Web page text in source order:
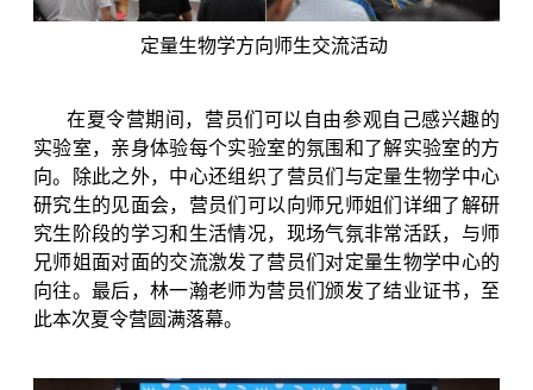
定量生物学方向师生交流活动
在夏令营期间，营员们可以自由参观自己感兴趣的
实验室，亲身体验每个实验室的氛围和了解实验室的方
向。除此之外，中心还组织了营员们与定量生物学中心
研究生的见面会，营员们可以向师兄师姐们详细了解研
究生阶段的学习和生活情况，现场气氛非常活跃，与师
兄师姐面对面的交流激发了营员们对定量生物学中心的
向往。最后，林一瀚老师为营员们颁发了结业证书，至
此本次夏令营圆满落幕。